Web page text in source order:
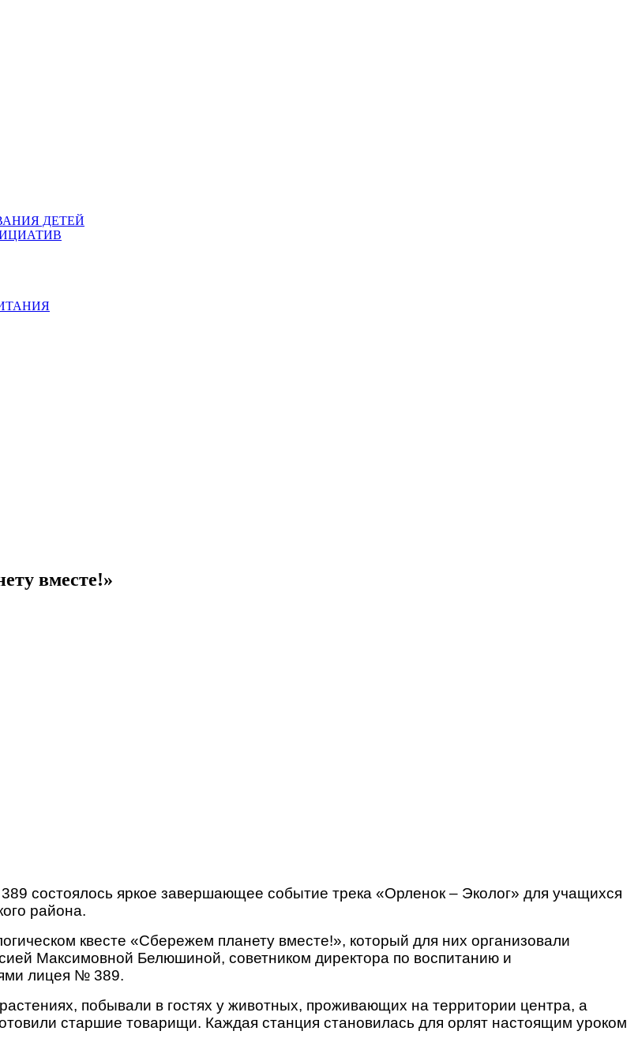
ДЕТЕЙ
вместе!»
состоялось яркое завершающее событие трека «Орленок – Эколог» для учащихся
района.
квесте «Сбережем планету вместе!», который для них организовали
Максимовной Белюшиной, советником директора по воспитанию и
лицея № 389.
побывали в гостях у животных, проживающих на территории центра, а
старшие товарищи. Каждая станция становилась для орлят настоящим уроком